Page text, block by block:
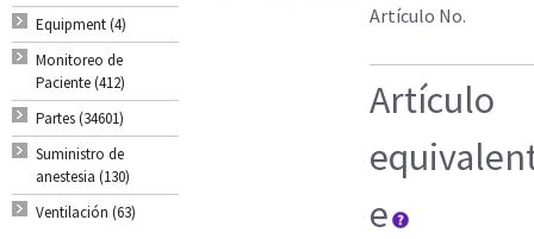
Equipment (4)
Monitoreo de
Paciente (412)
Partes (34601)
Suministro de
anestesia (130)
Ventilación (63)
Artículo No.
Artículo
e